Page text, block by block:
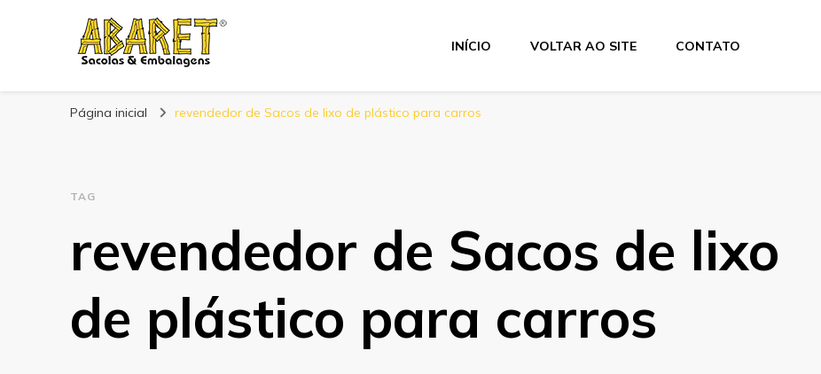
Abaret
INÍCIO VOLTAR AO SITE CONTATO
Página inicial revendedor de Sacos de lixo de plástico para carros
TAG
revendedor de Sacos de lixo
de plástico para carros